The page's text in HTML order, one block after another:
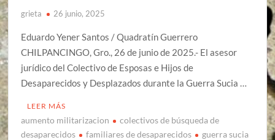
grieta 26 junio, 2025
Eduardo Yener Santos / Quadratín Guerrero
CHILPANCINGO, Gro., 26 de junio de 2025.- El asesor
jurídico del Colectivo de Esposas e Hijos de
Desaparecidos y Desplazados durante la Guerra Sucia …
LEER MÁS
aumento militarizacion
colectivos de búsqueda de
desaparecidos
familiares de desaparecidos guerra sucia